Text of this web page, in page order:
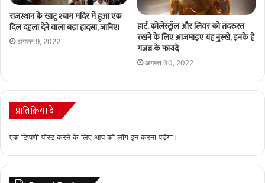
राजस्थान के खाटू श्याम मंदिर में हुआ एक
दिल दहला देने वाला बड़ा हादसा, जानिए।
अगस्त 9, 2022
हार्ट, कोलेस्ट्रॉल और लिवर को तंदरुस्त
रखने के लिए आजमाइए यह नुस्खे, इनके है
गजब के फायदे
अगस्त 30, 2022
प्रातिक्रिया दे
एक टिप्पणी पोस्ट करने के लिए आप कोलॉग इनकरना पड़ेगा।